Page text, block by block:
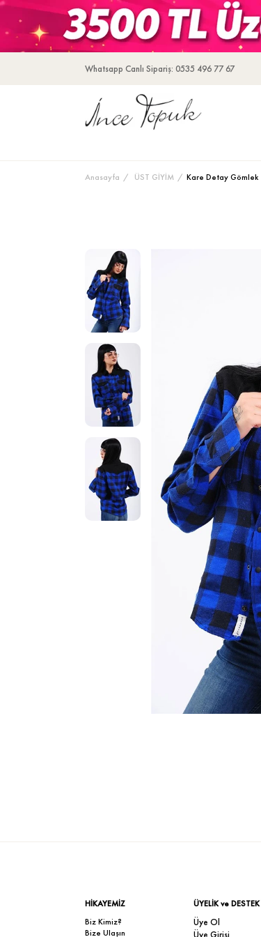
Whatsapp Canlı Sipariş: 0535 496 77 67
Anasayfa ÜST GİYİM Kare Detay Gömlek
HİKAYEMİZ
Biz Kimiz?
Bize Ulaşın
ÜYELİK ve DESTEK
Üye Ol